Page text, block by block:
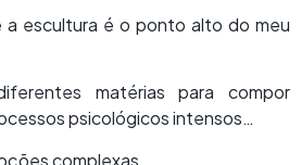
escultura é o ponto alto do meu
matérias para compor
psicológicos intensos…
complexas…